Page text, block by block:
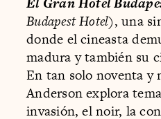
Budapest Hotel), una
donde el cineasta
madura y también su
En tan solo noventa y
Anderson explora
invasión, el noir, la